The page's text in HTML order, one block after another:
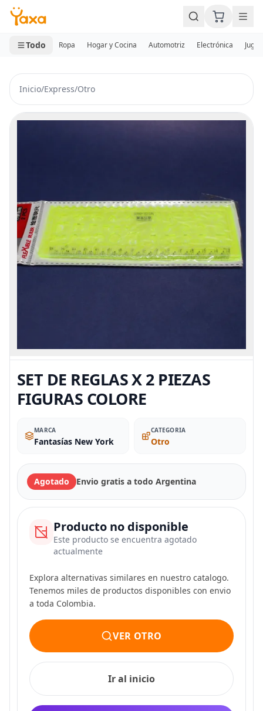
MINI CARRITO
0 productos
Todo Ropa Hogar y Cocina Automotriz Electrónica
Inicio/Express/Otro
SET DE REGLAS X 2 PIEZAS
FIGURAS COLORE
MARCA
Fantasías New York
CATEGORIA
Otro
Agotado Envio gratis a todo Argentina
Producto no disponible
Este producto se encuentra agotado
actualmente
Explora alternativas similares en nuestro catalogo.
Tenemos miles de productos disponibles con envio
a toda Colombia.
VER OTRO
Ir al inicio